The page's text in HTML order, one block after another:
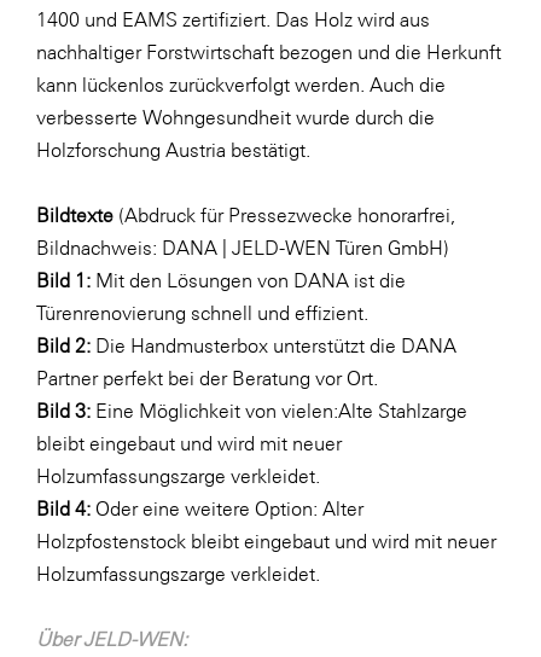
1400 und EAMS zertifiziert. Das Holz wird aus
nachhaltiger Forstwirtschaft bezogen und die Herkunft
kann lückenlos zurückverfolgt werden. Auch die
verbesserte Wohngesundheit wurde durch die
Holzforschung Austria bestätigt.
Bildtexte (Abdruck für Pressezwecke honorarfrei,
Bildnachweis: DANA | JELD-WEN Türen GmbH)
Bild 1: Mit den Lösungen von DANA ist die
Türenrenovierung schnell und effizient.
Bild 2: Die Handmusterbox unterstützt die DANA
Partner perfekt bei der Beratung vor Ort.
Bild 3: Eine Möglichkeit von vielen:Alte Stahlzarge
bleibt eingebaut und wird mit neuer
Holzumfassungszarge verkleidet.
Bild 4: Oder eine weitere Option: Alter
Holzpfostenstock bleibt eingebaut und wird mit neuer
Holzumfassungszarge verkleidet.
Über JELD-WEN: